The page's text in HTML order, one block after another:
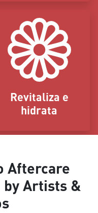
Revitaliza e
hidrata
Aftercare
by Artists &